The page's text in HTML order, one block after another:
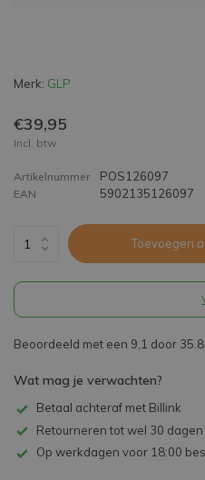
Merk: GLP
€39,95
Incl. btw
Artikelnummer POS126097
EAN 5902135126097
Toevoegen
Beoordeeld met een 9,1 door
Wat mag je verwachten?
Betaal achteraf met Billink
Retourneren tot wel 30
Op werkdagen voor 18:00